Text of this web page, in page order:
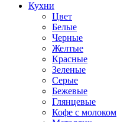
Кухни
Цвет
Белые
Черные
Желтые
Красные
Зеленые
Серые
Бежевые
Глянцевые
Кофе с молоком